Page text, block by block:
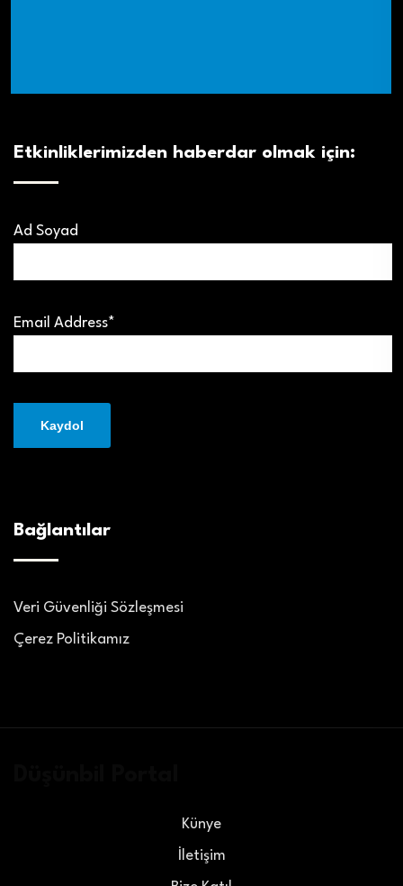
Etkinliklerimizden haberdar olmak için:
Ad Soyad
Email Address*
Bağlantılar
Veri Güvenliği Sözleşmesi
Çerez Politikamız
Künye
İletişim